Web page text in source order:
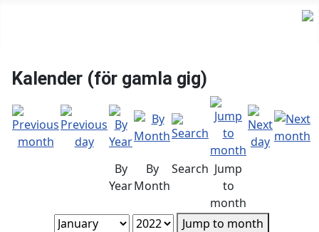
Kalender (för gamla gig)
By
Year
By
Month
Search Jump
to
month
Jump to month